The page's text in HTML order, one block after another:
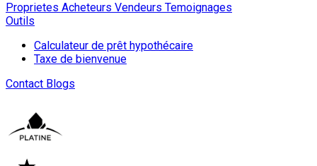
Proprietes Acheteurs Vendeurs Temoignages
Outils
Calculateur de prêt hypothécaire
Taxe de bienvenue
Contact Blogs